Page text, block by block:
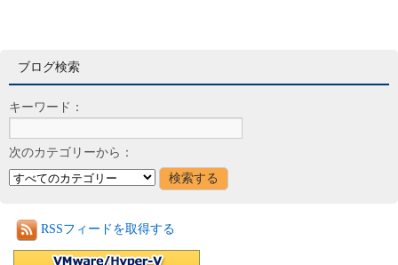
ブログ検索
キーワード：
次のカテゴリーから：
RSSフィードを取得する